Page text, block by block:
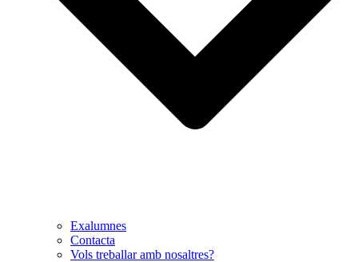
Exalumnes
Contacta
Vols treballar amb nosaltres?